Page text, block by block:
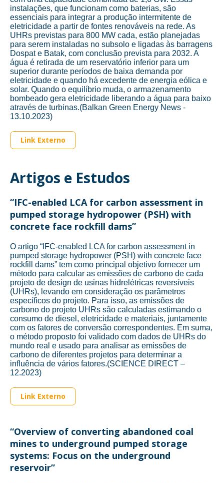
instalações, que funcionam como baterias, são
essenciais para integrar a produção intermitente de
eletricidade a partir de fontes renováveis na rede. As
UHRs previstas para 800 MW cada, estão planejadas
para serem instaladas no subsolo e ligadas às barragens
Dospat e Batak, com conclusão prevista para 2032. A
água é retirada de um reservatório inferior para um
superior durante períodos de baixa demanda por
eletricidade e quando há excedente de energia eólica e
solar. Quando o equilíbrio muda, o armazenamento
bombeado gera eletricidade liberando a água para baixo
através de turbinas.(Balkan Green Energy News -
13.10.2023)
Link Externo
Artigos e Estudos
“IFC-enabled LCA for carbon assessment in
pumped storage hydropower (PSH) with
concrete face rockfill dams”
O artigo “IFC-enabled LCA for carbon assessment in
pumped storage hydropower (PSH) with concrete face
rockfill dams” tem como principal objetivo fornecer um
método para calcular as emissões de carbono de cada
projeto de design de usinas hidrelétricas reversíveis
(UHRs), levando em consideração os parâmetros
específicos do projeto. Para isso, as emissões de
carbono do projeto UHRs são calculadas estimando o
consumo de diesel, eletricidade e materiais, juntamente
com os fatores de conversão correspondentes. Em suma,
o método proposto foi validado com dados de UHRs do
mundo real e usado para analisar as emissões de
carbono de diferentes projetos para determinar a
influência de vários fatores.(SCIENCE DIRECT –
12.2023)
Link Externo
“Overview of converting abandoned coal
mines to underground pumped storage
systems: Focus on the underground
reservoir”